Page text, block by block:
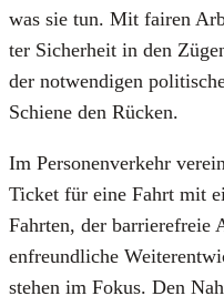
was sie tun. Mit fai­ren
ter Sicher­heit in den
der not­wen­di­gen
Schie­ne den Rücken.
Im Per­so­nen­ver­kehr
Ticket für eine Fahrt mit
Fahr­ten, der
en­freund­li­che
ste­hen im Fokus. Den